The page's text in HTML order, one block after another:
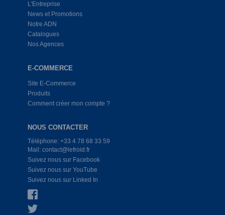
L'Entreprise
News et Promotions
Notre ADN
Catalogues
Nos Agences
E-COMMERCE
Site E-Commerce
Produits
Comment créer mon compte ?
NOUS CONTACTER
Téléphone: +33 4 78 68 33 59
Mail: contact@lefroid.fr
Suivez nous sur Facebook
Suivez nous sur YouTube
Suivez nous sur Linked In